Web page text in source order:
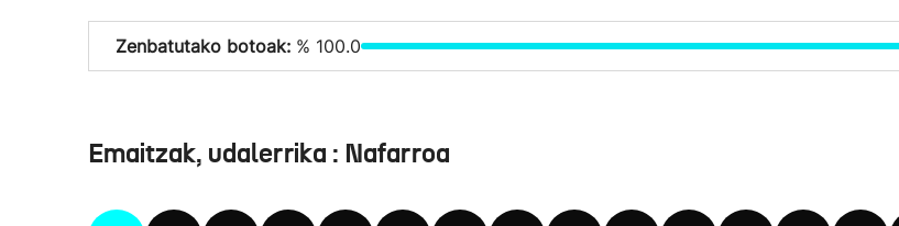
Zenbatutako botoak: % 100.0
Emaitzak, udalerrika : Nafarroa